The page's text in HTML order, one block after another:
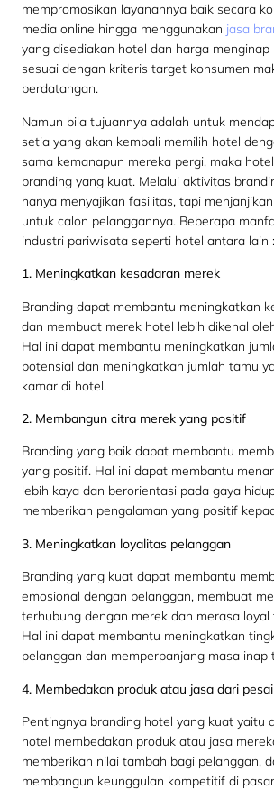
mempromosikan layanannya baik secara
media online hingga menggunakan jasa
yang disediakan hotel dan harga menginap
sesuai dengan kriteris target konsumen
berdatangan.
Namun bila tujuannya adalah untuk
setia yang akan kembali memilih hotel
sama kemanapun mereka pergi, maka
branding yang kuat. Melalui aktivitas
hanya menyajikan fasilitas, tapi
untuk calon pelanggannya. Beberapa
industri pariwisata seperti hotel antara lain :
1. Meningkatkan kesadaran merek
Branding dapat membantu meningkatkan
dan membuat merek hotel lebih dikenal
Hal ini dapat membantu meningkatkan
potensial dan meningkatkan jumlah tamu
kamar di hotel.
2. Membangun citra merek yang positif
Branding yang baik dapat membantu
yang positif. Hal ini dapat membantu
lebih kaya dan berorientasi pada gaya
memberikan pengalaman yang positif
3. Meningkatkan loyalitas pelanggan
Branding yang kuat dapat membantu
emosional dengan pelanggan, membuat
terhubung dengan merek dan merasa
Hal ini dapat membantu meningkatkan
pelanggan dan memperpanjang masa inap
4. Membedakan produk atau jasa dari
Pentingnya branding hotel yang kuat yaitu
hotel membedakan produk atau jasa
memberikan nilai tambah bagi pelanggan,
membangun keunggulan kompetitif di